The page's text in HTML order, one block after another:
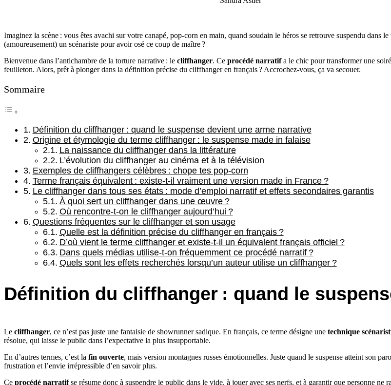
Imaginez la scène : vous êtes avachi sur votre canapé, pop-corn en main, quand soudain le héros se retrouve suspendu
(amoureusement) un scénariste pour avoir osé ce coup de maître ?
Bienvenue dans l’antichambre de la torture narrative : le cliffhanger. Ce procédé narratifa le chic pour transformer une
feuilleton. Alors, prêt à plonger dans la définition précise du cliffhanger en français ? Accrochez-vous, ça va secouer.
Sommaire
Définition du cliffhanger : quand le suspense devient une arme narrative
Origine et étymologie du terme cliffhanger : le suspense made in falaise
La naissance du cliffhanger dans la littérature
L’évolution du cliffhanger au cinéma et à la télévision
Exemples de cliffhangers célèbres : chope tes pop-corn
Terme français équivalent : existe-t-il vraiment une version made in France ?
Le cliffhanger dans tous ses états : mode d’emploi narratif et effets secondaires garantis
À quoi sert un cliffhanger dans une œuvre ?
Où rencontre-t-on le cliffhanger aujourd’hui ?
Questions fréquentes sur le cliffhanger et son usage
Quelle est la définition précise du cliffhanger en français ?
D’où vient le terme cliffhanger et existe-t-il un équivalent français officiel ?
Dans quels médias utilise-t-on fréquemment ce procédé narratif ?
Quels sont les effets recherchés lorsqu’un auteur utilise un cliffhanger ?
Définition du cliffhanger : quand le
Le cliffhanger, ce n’est pas juste une fantaisie de showrunner sadique. En français, ce terme désigne une technique
résolue, qui laisse le public dans l’expectative la plus insupportable.
En d’autres termes, c’est la fin ouverte, mais version montagnes russes émotionnelles. Juste quand le suspense atteint son
frustration et l’envie irrépressible d’en savoir plus.
Ce procédé narratifse résume donc à suspendre le public dans le vide, à jouer avec ses nerfs, et à garantir que personne